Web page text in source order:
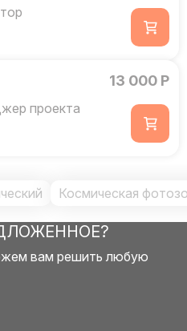
проекта
13 000 Р
Космическая
вам решить любую